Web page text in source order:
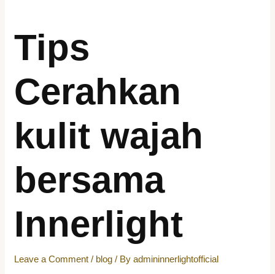
Tips
Cerahkan
kulit wajah
bersama
Innerlight
Leave a Comment / blog / Byadmininnerlightofficial